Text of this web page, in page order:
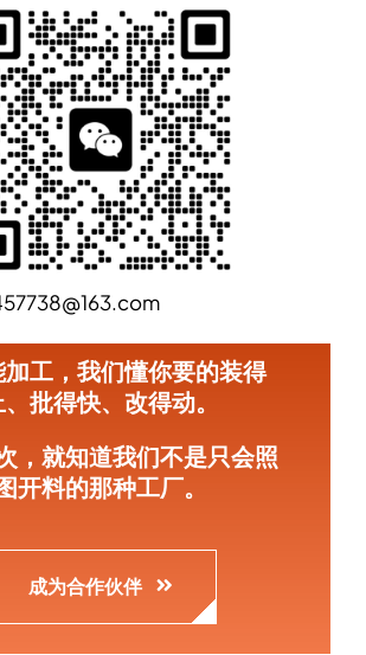
工，我们懂你要的装得
、批得快、改得动。
，就知道我们不是只会照
开料的那种工厂。
成为合作伙伴